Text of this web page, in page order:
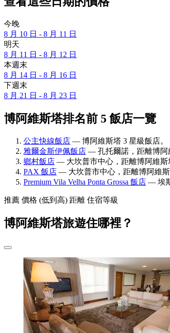
今晚
8 月 10 日 - 8 月 11 日
明天
8 月 11 日 - 8 月 12 日
本週末
8 月 14 日 - 8 月 16 日
下週末
8 月 21 日 - 8 月 23 日
博阿維斯塔排名前 5 飯店一覽
公主快線飯店 — 博阿維斯塔 3 星級飯店。
雅爾金斯伊佩飯店 — 孔托爾諾，距離博阿
鄉村飯店 — 大坎普市中心，距離博阿維斯
PAX 飯店 — 大坎普市中心，距離博阿維斯
Premium Vila Velha Ponta Grossa 飯店 — 埃
推薦 價格 (低到高) 距離 住宿等級
博阿維斯塔旅遊住哪裡？